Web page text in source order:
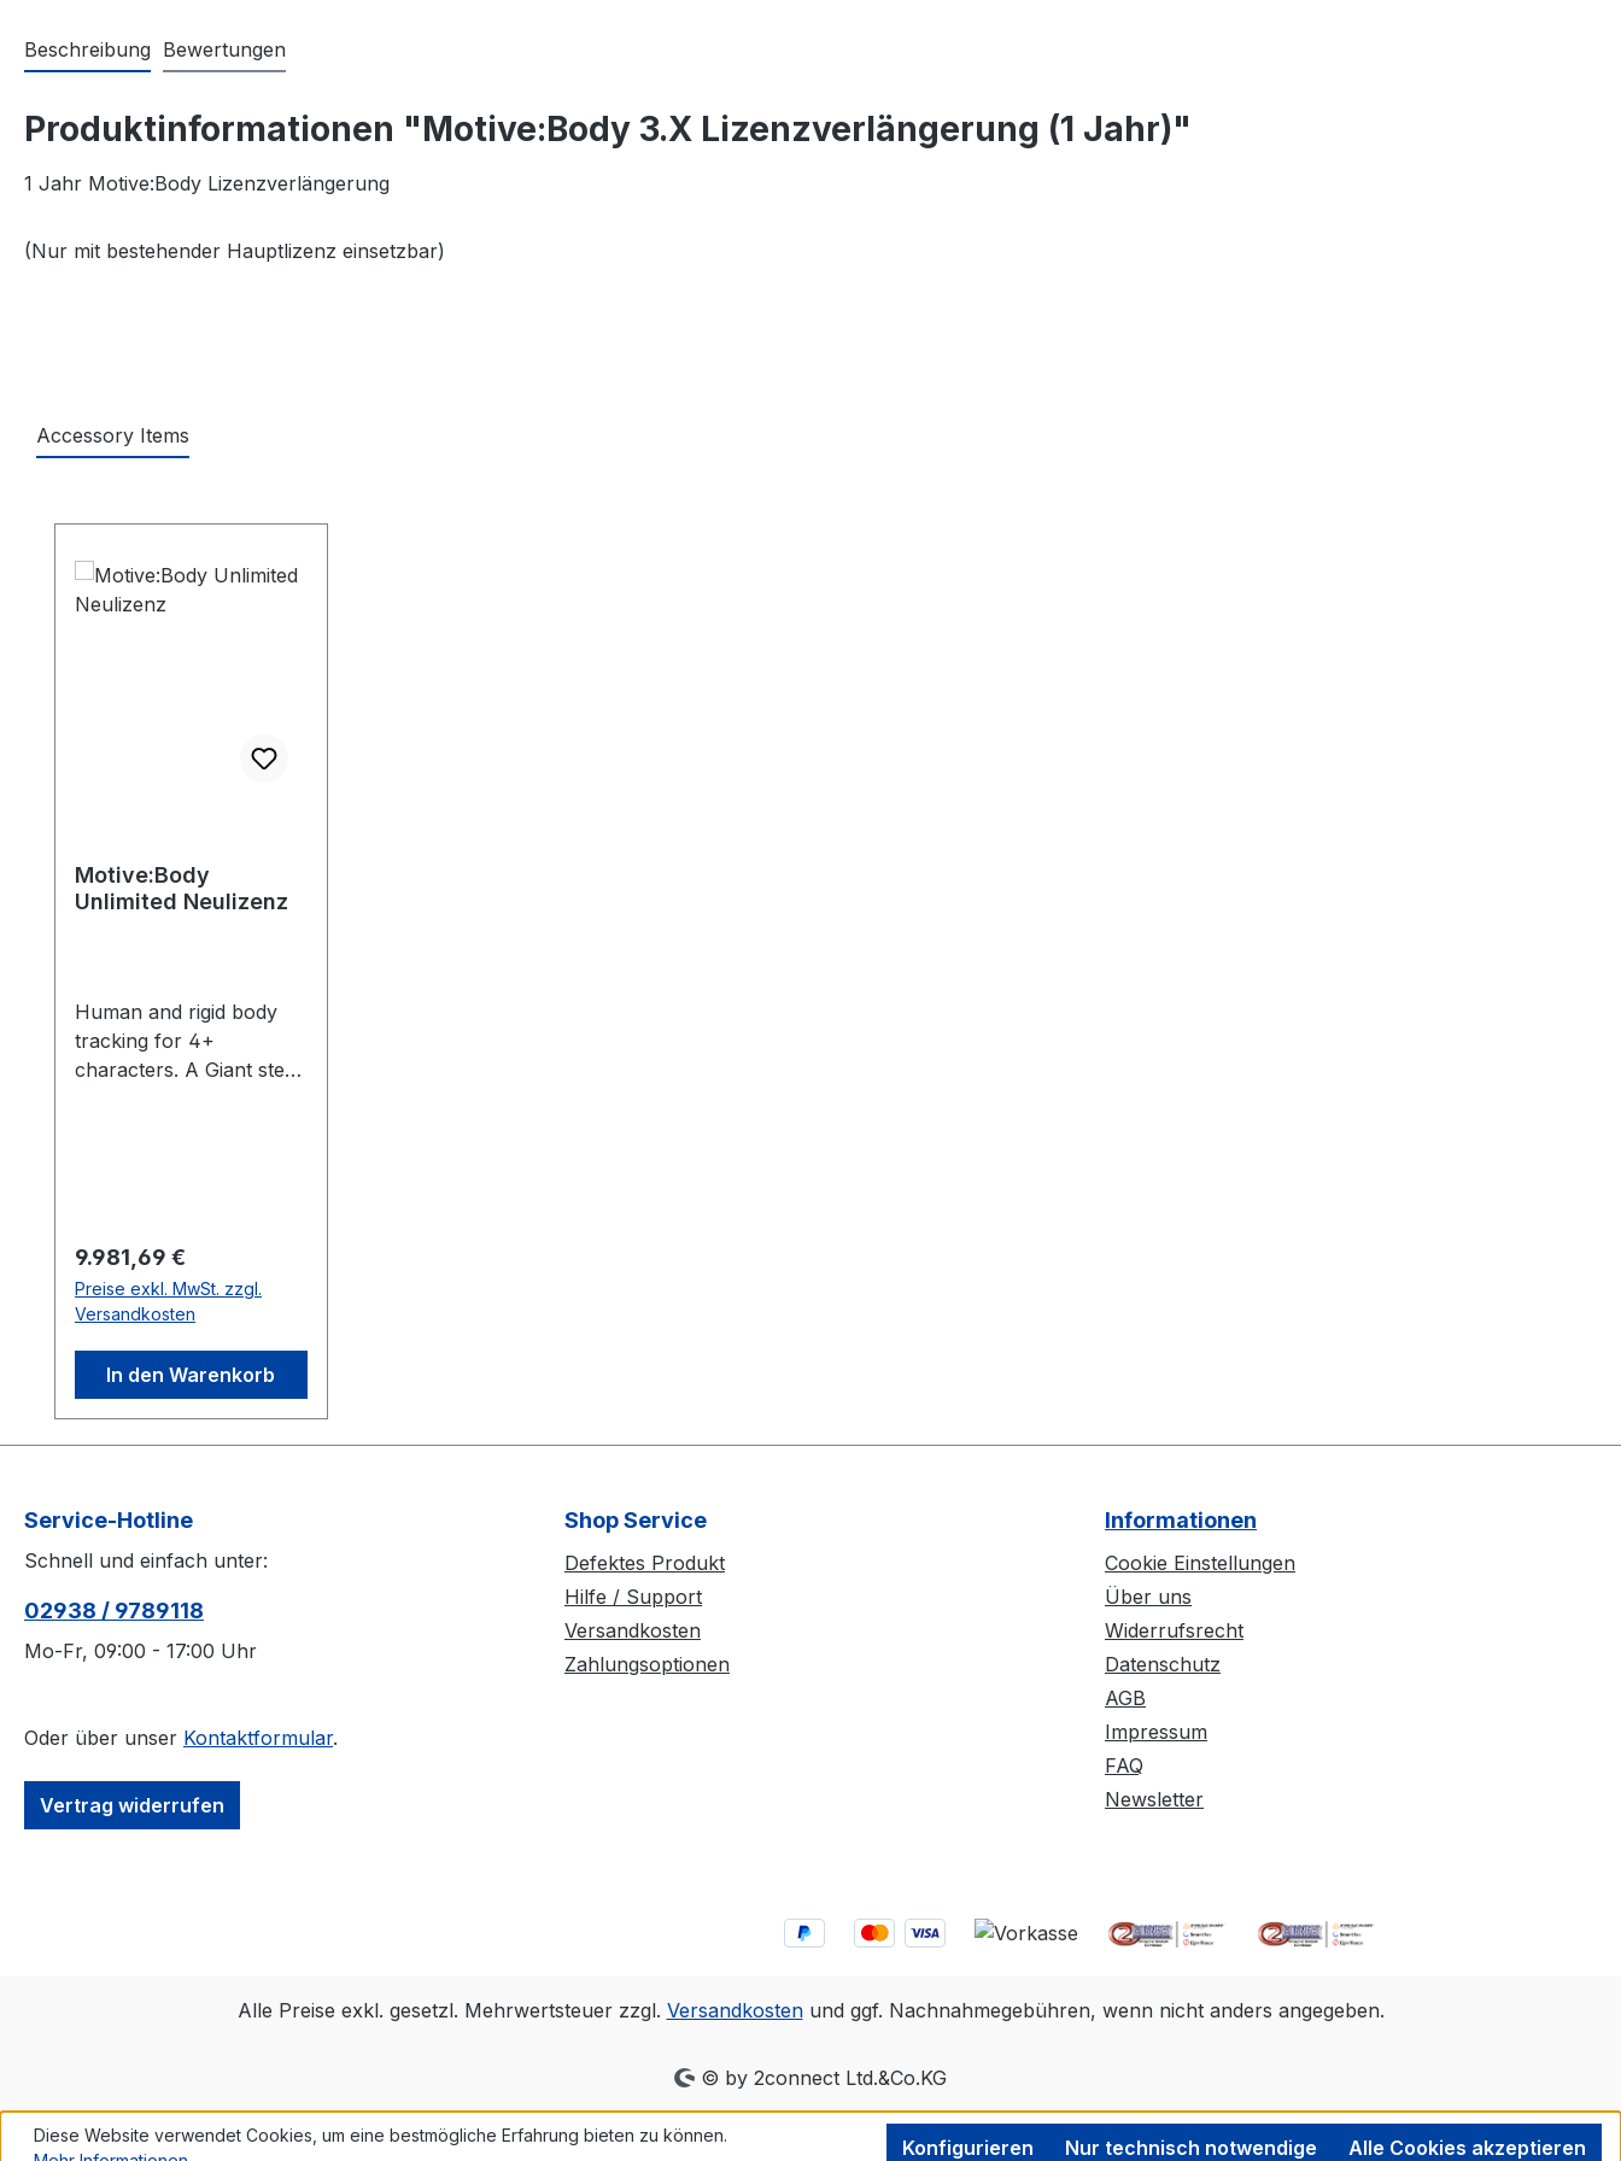
Beschreibung Bewertungen
Produktinformationen "Motive:Body 3.X Lizenzverlängerung (1 Jahr)"
1 Jahr Motive:Body Lizenzverlängerung
(Nur mit bestehender Hauptlizenz einsetzbar)
Accessory Items
Motive:Body
Unlimited Neulizenz
Human and rigid body
tracking for 4+
characters. A Giant step
a Security Key
Regulärer Preis:
9.981,69 €
Preise exkl. MwSt. zzgl.
Versandkosten
In den Warenkorb
Service-Hotline
Schnell und einfach unter:
02938 / 9789118
Mo-Fr, 09:00 - 17:00 Uhr
Oder über unser Kontaktformular.
Vertrag widerrufen
Shop Service
Defektes Produkt
Hilfe / Support
Versandkosten
Zahlungsoptionen
Informationen
Cookie Einstellungen
Über uns
Widerrufsrecht
Datenschutz
AGB
Impressum
FAQ
Newsletter
Alle Preise exkl. gesetzl. Mehrwertsteuer zzgl. Versandkostenund ggf. Nachnahmegebühren, wenn nicht anders angegeben.
© by 2connect Ltd.&Co.KG
Diese Website verwendet Cookies, um eine bestmögliche Erfahrung bieten zu können.
Nur technisch notwendige
Konfigurieren Alle Cookies akzeptieren